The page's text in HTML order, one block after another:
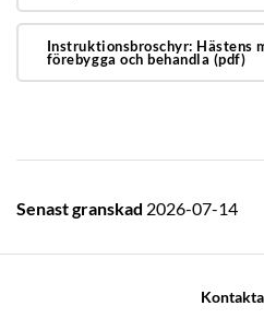
Instruktionsbroschyr: Hästens
förebygga och behandla (pdf)
Senast granskad 2026-07-14